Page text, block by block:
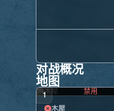
对战概况
地图
1 禁用
木屋